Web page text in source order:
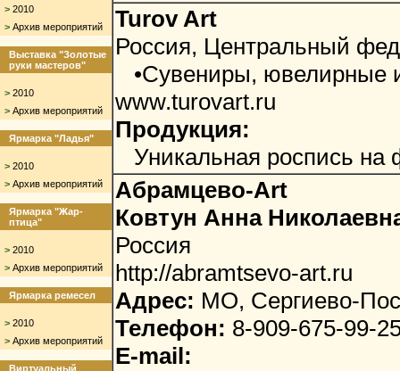
> 2010
> Архив мероприятий
Выставка "Золотые
руки мастеров"
> 2010
> Архив мероприятий
Ярмарка "Ладья"
> 2010
> Архив мероприятий
Ярмарка "Жар-
птица"
> 2010
> Архив мероприятий
Ярмарка ремесел
> 2010
> Архив мероприятий
Виртуальный
Turov Art
Россия, Центральный
•Сувениры, ювелирные
www.turovart.ru
Продукция:
Уникальная роспись на
Абрамцево-Art
Ковтун Анна
Россия
http://abramtsevo-art.ru
Адрес: МО, Сергиево-
Телефон: 8-909-675-99-
E-mail: